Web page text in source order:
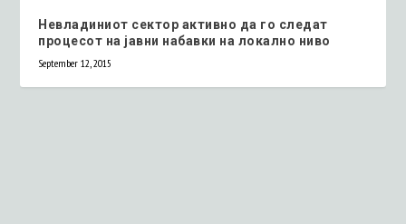
Невладиниот сектор активно да го следат
процесот на јавни набавки на локално ниво
September 12, 2015